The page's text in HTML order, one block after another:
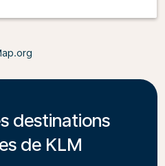
destinations
de KLM